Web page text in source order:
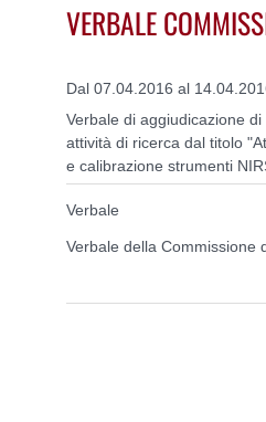
VERBALE
Dal 07.04.2016 al
Verbale di aggiudicazione
attività di ricerca dal titolo
e calibrazione strumenti
Verbale
Verbale della Commissione